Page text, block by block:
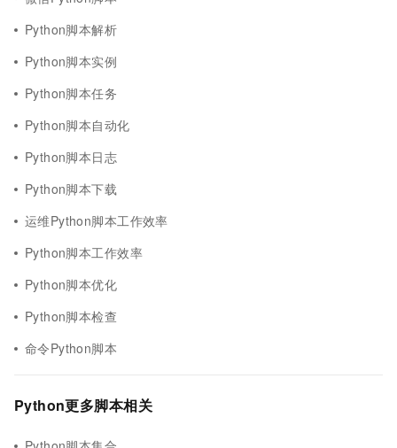
Python脚本解析
Python脚本实例
Python脚本任务
Python脚本自动化
Python脚本日志
Python脚本下载
运维Python脚本工作效率
Python脚本工作效率
Python脚本优化
Python脚本检查
命令Python脚本
Python更多脚本相关